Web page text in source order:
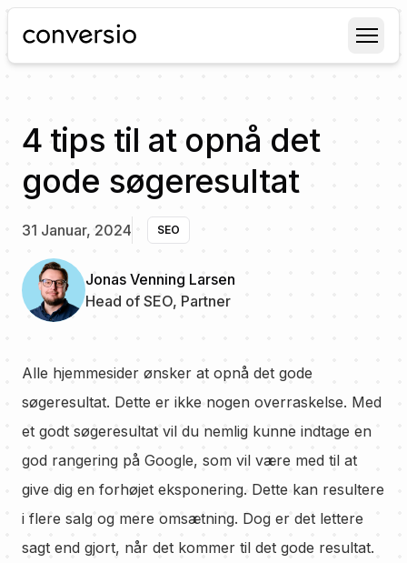
Conversio
4 tips til at opnå det
gode søgeresultat
31 Januar, 2024 SEO
Jonas Venning Larsen
Head of SEO, Partner
Alle hjemmesider ønsker at opnå det gode
søgeresultat. Dette er ikke nogen overraskelse. Med
et godt søgeresultat vil du nemlig kunne indtage en
god rangering på Google, som vil være med til at
give dig en forhøjet eksponering. Dette kan resultere
i flere salg og mere omsætning. Dog er det lettere
sagt end gjort, når det kommer til det gode resultat.